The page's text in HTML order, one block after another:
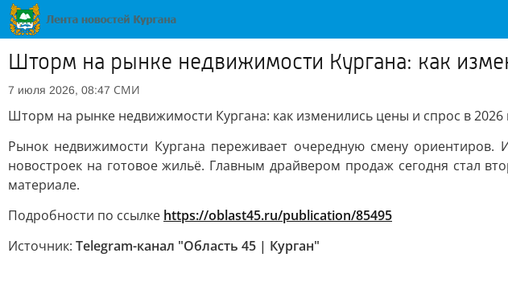
Шторм на рынке недвижимости Кургана: как
7 июля 2026, 08:47 СМИ
Шторм на рынке недвижимости Кургана: как изменились цены и спрос в 2026
Рынок недвижимости Кургана переживает очередную смену ориентиров.
новостроек на готовое жильё. Главным драйвером продаж сегодня стал
материале.
Подробности по ссылке https://oblast45.ru/publication/85495
Источник: Telegram-канал "Область 45 | Курган"